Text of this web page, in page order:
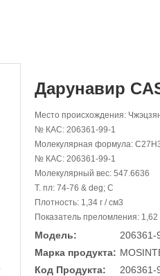
Дарунавир
Место происхождения:
№ КАС: 206361-99-1
Молекулярная формула:
№ КАС: 206361-99-1
Молекулярный вес: 547.6636
Т. пл: 74-76 & deg; С
Плотность: 1,34 г / см3
Показатель преломления: 1,62
Модель:
206361-
Марка продукта:
Код Продукта:
206361-